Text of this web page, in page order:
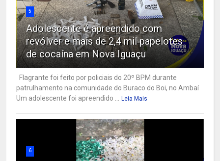
5
Adolescente é apreendido com
revólver e mais de 2,4 mil papelotes
de cocaína em Nova Iguaçu
Flagrante foi feito por policiais do 20º BPM durante
patrulhamento na comunidade do Buraco do Boi, no Ambaí
Um adolescente foi apreendido ...
Leia Mais
6